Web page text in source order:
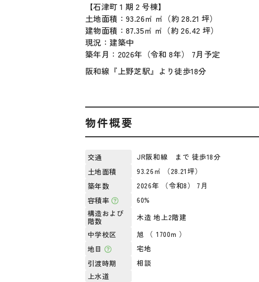
【石津町 1 期 2 号棟】
土地面積：93.26㎡ ㎡（約 28.21 坪）
建物面積：87.35㎡ ㎡（約 26.42 坪）
現況：建築中
築年月：2026年（令和 8年） 7月予定
阪和線『上野芝駅』より徒歩18分
物件概要
交通 JR阪和線 まで 徒歩18分
土地面積
93.26㎡ （28.21坪）
築年数
2026年 （令和8） 7月
容積率
60%
構造および
階数
木造 地上2階建
中学校区
旭 （ 1700m ）
地目
宅地
引渡時期
相談
上水道